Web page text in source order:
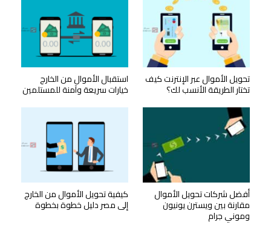
تحويل الأموال عبر الإنترنت كيف
تختار الطريقة الأنسب لك؟
استقبال الأموال من الخارج
خيارات سريعة وآمنة للمستلمين
أفضل شركات تحويل الأموال
مقارنة بين ويسترن يونيون
وموني جرام
كيفية تحويل الأموال من الخارج
إلى مصر دليل خطوة بخطوة